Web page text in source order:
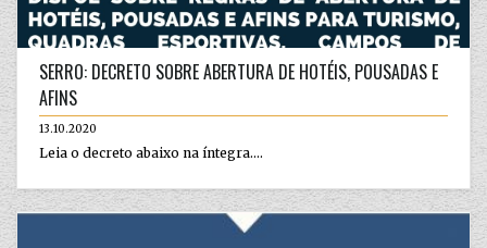
SERRO: DECRETO SOBRE ABERTURA DE HOTÉIS, POUSADAS E
AFINS
13.10.2020
Leia o decreto abaixo na íntegra....